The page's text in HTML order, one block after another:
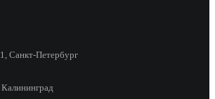
Санкт-Петербург